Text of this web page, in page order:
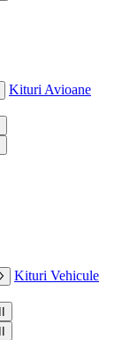
Kituri Avioane
Kituri Vehicule